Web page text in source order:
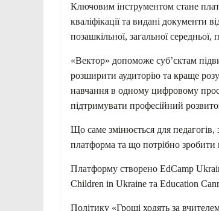
Ключовим інструментом стане
кваліфікації та видані документи
позашкільної, загальної
«Вектор» допоможе суб’єктам
розширити аудиторію та краще
навчання в одному цифровому
підтримувати професійний
Що саме змінюється для педагогів,
платформа та що потрібно зробити
Платформу створено EdCamp
Children in Ukraine та Education
Політику «Гроші ходять за